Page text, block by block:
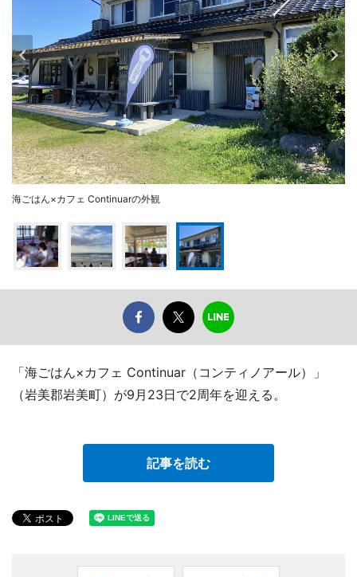
海ごはん×カフェ Continuarの外観
「海ごはん×カフェ Continuar（コンティノアール）」
（岩美郡岩美町）が9月23日で2周年を迎える。
記事を読む